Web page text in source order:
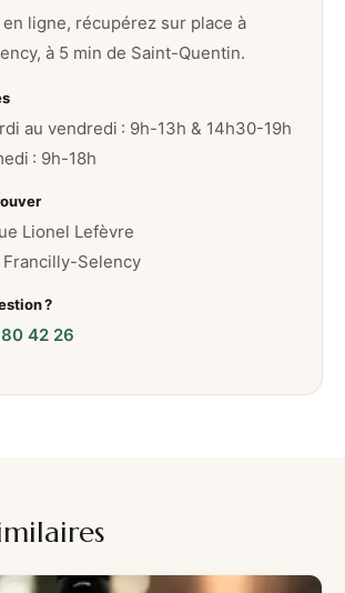
en ligne, récupérez sur place à
à 5 min de Saint-Quentin.
au vendredi : 9h-13h & 14h30-19h
: 9h-18h
Lionel Lefèvre
Francilly-Selency
?
42 26